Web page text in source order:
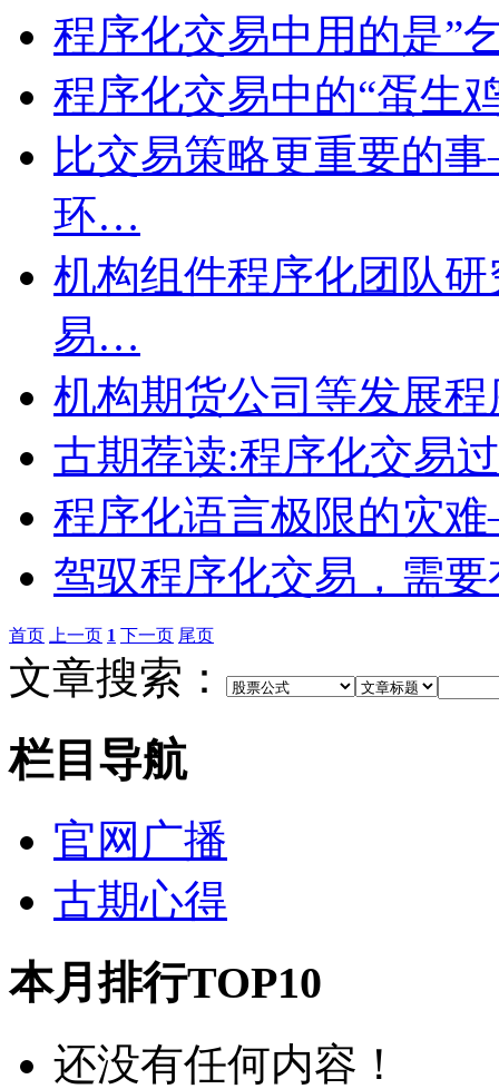
程序化交易中用的是”
程序化交易中的“蛋生
比交易策略更重要的
环…
机构组件程序化团队
易…
机构期货公司等发展
古期荐读:程序化交易
程序化语言极限的灾
驾驭程序化交易，需
首页 上一页 1 下一页 尾页
文章搜索：
栏目导航
官网广播
古期心得
本月排行TOP10
还没有任何内容！